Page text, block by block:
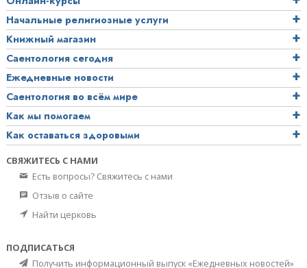
Начальные религиозные услуги
Книжный магазин
Саентология сегодня
Ежедневные новости
Саентология во всём мире
Как мы помогаем
Как оставаться здоровыми
СВЯЖИТЕСЬ С НАМИ
Есть вопросы? Свяжитесь с нами
Отзыв о сайте
Найти церковь
ПОДПИСАТЬСЯ
Получить информационный выпуск «Ежедневных новостей»